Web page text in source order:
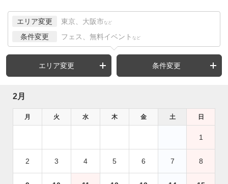
エリア変更 東京、大阪市 など
条件変更 フェス、無料イベント など
エリア変更 条件変更
2月
月 火 水 木 金 土 日
1
2 3 4 5 6 7 8